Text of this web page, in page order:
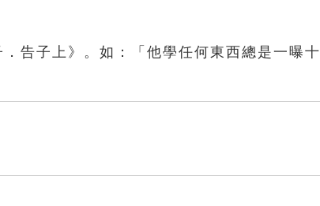
告子上》。如：「他學任何東西總是一曝